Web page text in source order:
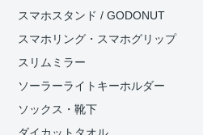
スマホスタンド / GODONUT
スマホリング・スマホグリップ
スリムミラー
ソーラーライトキーホルダー
ソックス・靴下